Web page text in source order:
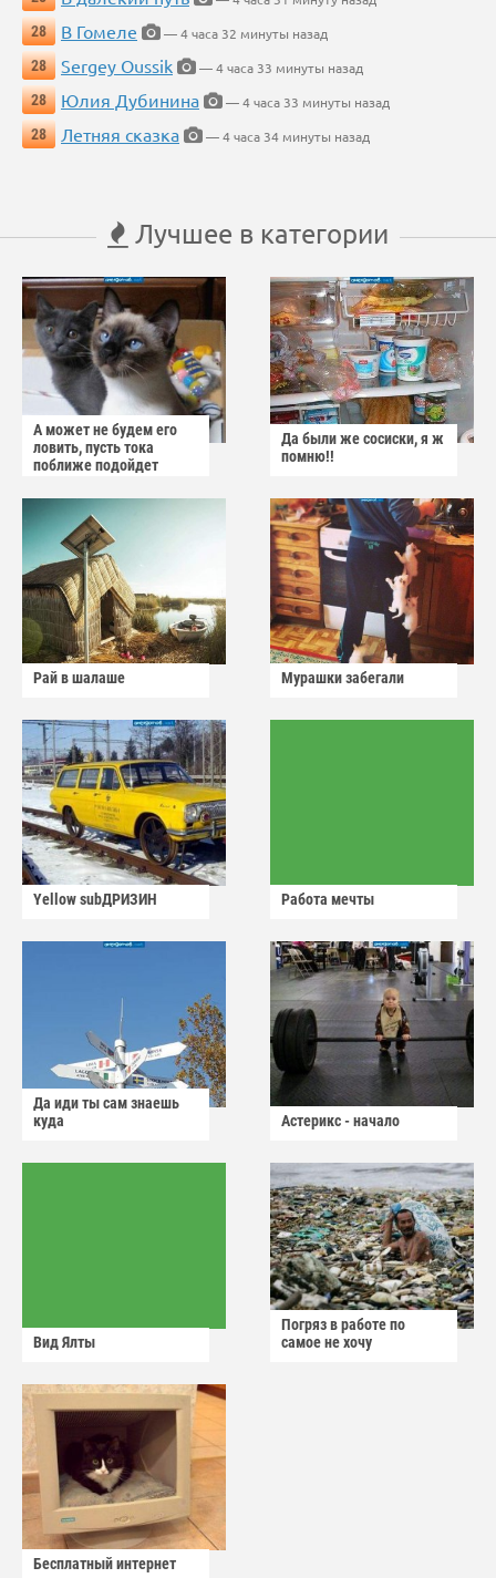
28
В Гомеле
— 4 часа 32 минуты назад
28
Sergey Oussik
— 4 часа 33 минуты назад
28
Юлия Дубинина
— 4 часа 33 минуты назад
28
Летняя сказка — 4 часа 34 минуты назад
Лучшее в категории
А может не будем его
ловить, пусть тока
поближе подойдет
Да были же сосиски, я ж
помню!!
Рай в шалаше Мурашки забегали
Yellow subДРИЗИН Работа мечты
Да иди ты сам знаешь
куда
Астерикс - начало
Вид Ялты
Погряз в работе по
самое не хочу
Бесплатный интернет